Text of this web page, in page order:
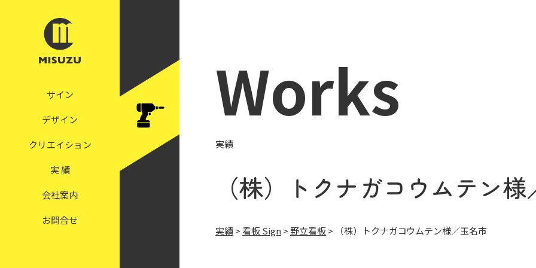
サイン
デザイン
クリエイション
実 績
会社案内
お問合せ
Works
実績
（株）トクナガコウムテン
実績>看板 Sign >野立看板> （株）トクナガコウムテン様／玉名市